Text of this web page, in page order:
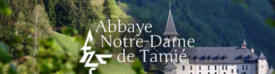
Aller
au
contenu.
|
Aller
à
la
navigation
Outils
personnels
Chercher par
Recherche
avancée…